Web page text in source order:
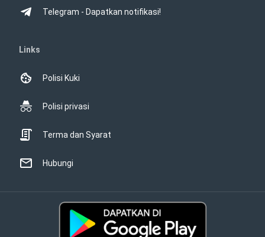
Telegram - Dapatkan notifikasi!
Links
Polisi Kuki
Polisi privasi
Terma dan Syarat
Hubungi